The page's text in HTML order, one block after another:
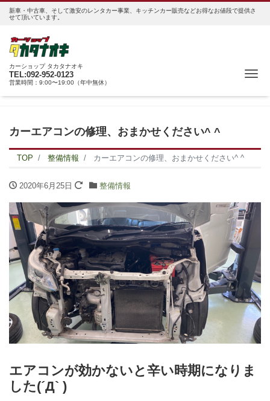
新車・中古車、そして激安のレンタカー事業、キッチンカー販売などお得なお値段で提供さ
せて頂いています。
カーショップ タカタナオキ
TEL:092-952-0123
営業時間：9:00〜19:00（年中無休）
カーエアコンの修理、おまかせください^ ^
TOP 整備情報 カーエアコンの修理、おまかせください^ ^
2020年6月25日 整備情報
エアコンが効かないと辛い時期になりま
した(´Д` )